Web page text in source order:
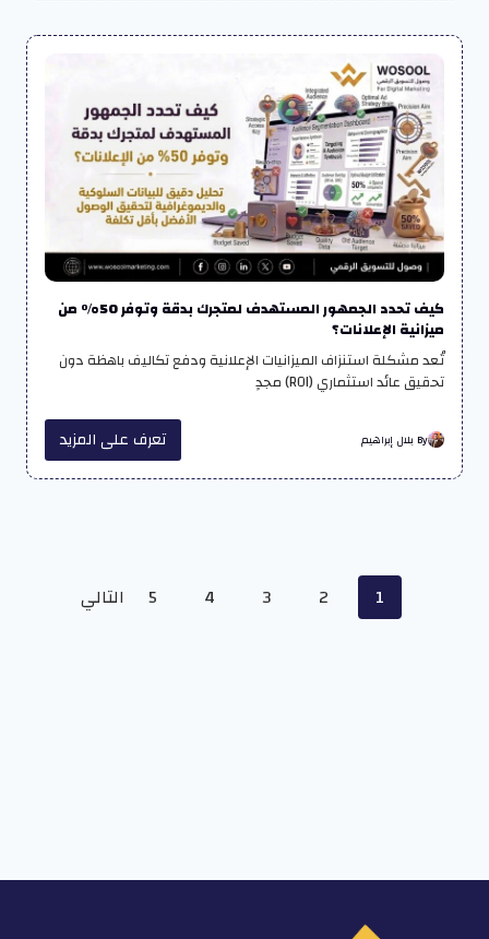
كيف تحدد الجمهور المستهدف لمتجرك بدقة وتوفر 50% من
ميزانية الإعلانات؟
تُعد مشكلة استنزاف الميزانيات الإعلانية ودفع تكاليف باهظة دون
تحقيق عائد استثماري (ROI) مجدٍ
By بلال إبراهيم تعرف على المزيد
Posts
1
2
3
4
5 التالي